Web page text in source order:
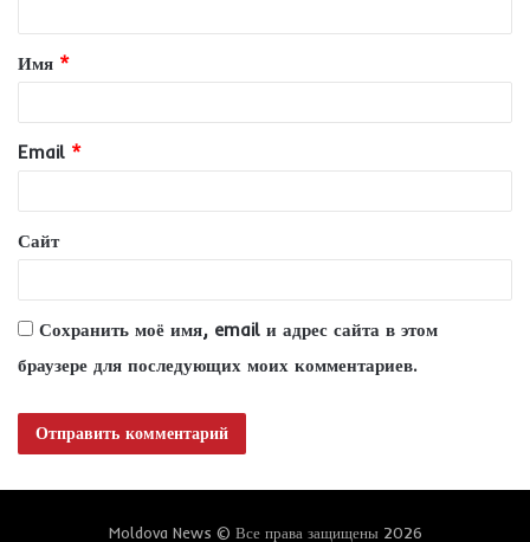
т
а
и
й
*
Имя *
Email *
Сайт
Сохранить моё имя, email и адрес сайта в этом
браузере для последующих моих комментариев.
Moldova News © Все права защищены 2026